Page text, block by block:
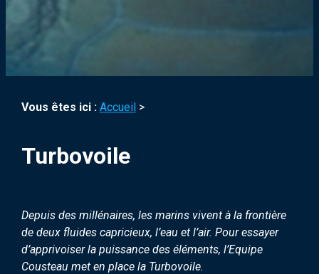
Vous êtes ici : Accueil>
Turbovoile
Depuis des millénaires, les marins vivent à la frontière
de deux fluides capricieux, l’eau et l’air. Pour essayer
d’apprivoiser la puissance des éléments, l’Equipe
Cousteau met en place la Turbovoile.